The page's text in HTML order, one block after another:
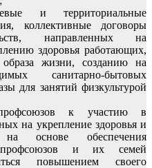
и территориальные
коллективные договоры
направленных на
здоровья работающих,
жизни, созданию на
санитарно-бытовых
для занятий физкультурой
к участию в
на укрепление здоровья и
на основе обеспечения
профсоюзов и их семей
повышением своего